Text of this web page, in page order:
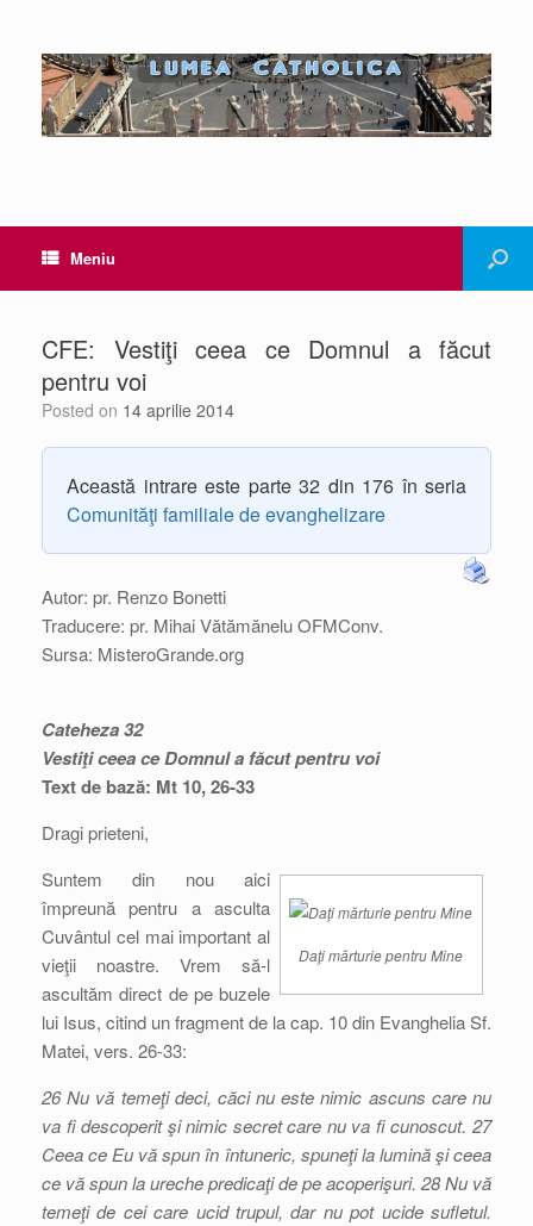
Meniu
CFE: Vestiţi ceea ce Domnul a făcut
pentru voi
Posted on 14 aprilie 2014
Această intrare este parte 32 din 176 în seria
Comunităţi familiale de evanghelizare
Autor: pr. Renzo Bonetti
Traducere: pr. Mihai Vătămănelu OFMConv.
Sursa: MisteroGrande.org
Cateheza 32
Vestiţi ceea ce Domnul a făcut pentru voi
Text de bază: Mt 10, 26-33
Dragi prieteni,
Daţi mărturie pentru Mine
Suntem din nou aici
împreună pentru a asculta
Cuvântul cel mai important al
vieţii noastre. Vrem să-l
ascultăm direct de pe buzele
lui Isus, citind un fragment de la cap. 10 din Evanghelia Sf.
Matei, vers. 26-33:
26 Nu vă temeţi deci, căci nu este nimic ascuns care nu
va fi descoperit şi nimic secret care nu va fi cunoscut. 27
Ceea ce Eu vă spun în întuneric, spuneţi la lumină şi ceea
ce vă spun la ureche predicaţi de pe acoperişuri. 28 Nu vă
temeţi de cei care ucid trupul, dar nu pot ucide sufletul.